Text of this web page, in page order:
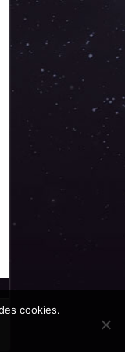
cookies.